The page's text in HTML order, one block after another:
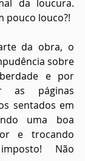
da loucura.
pouco louco?!
da obra, o
sobre
e por
as páginas
sentados em
uma boa
e trocando
Não